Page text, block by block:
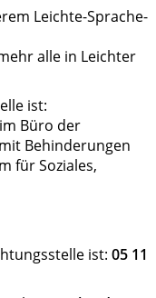
Leichte-Sprache-
alle in Leichter
ist:
Büro der
Behinderungen
für Soziales,
ist: 05 11